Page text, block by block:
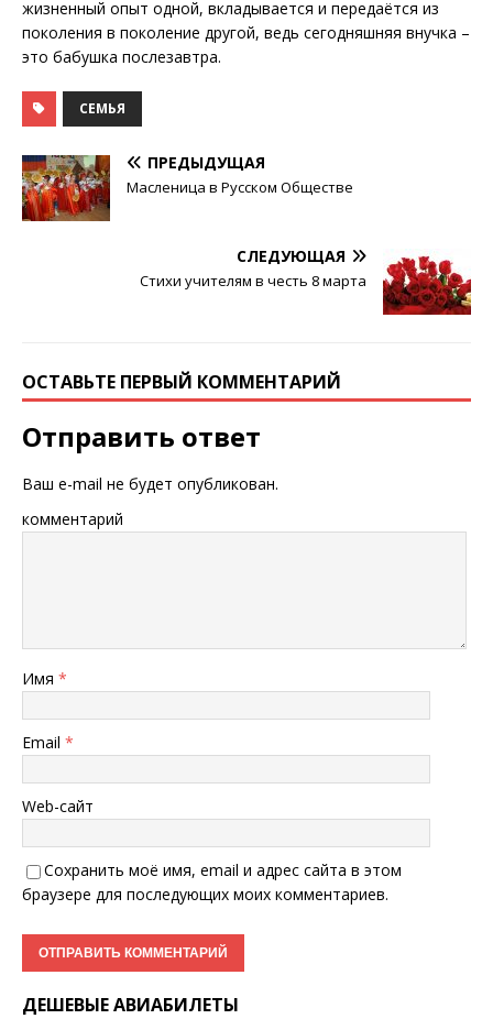
жизненный опыт одной, вкладывается и передаётся из
поколения в поколение другой, ведь сегодняшняя внучка –
это бабушка послезавтра.
СЕМЬЯ
ПРЕДЫДУЩАЯ
Масленица в Русском Обществе
СЛЕДУЮЩАЯ
Стихи учителям в честь 8 марта
ОСТАВЬТЕ ПЕРВЫЙ КОММЕНТАРИЙ
Отправить ответ
Ваш e-mail не будет опубликован.
комментарий
Имя *
Email *
Web-сайт
Сохранить моё имя, email и адрес сайта в этом
браузере для последующих моих комментариев.
ДЕШЕВЫЕ АВИАБИЛЕТЫ